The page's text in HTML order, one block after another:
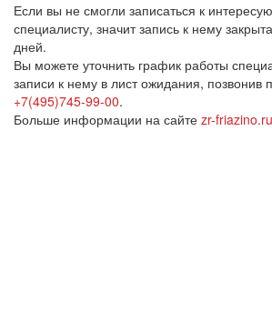
Если вы не смогли записаться к
специалисту, значит запись к нему
дней.
Вы можете уточнить график работы
записи к нему в лист ожидания, позвонив
+7(495)745-99-00.
Больше информации на сайте zr-friazino.ru